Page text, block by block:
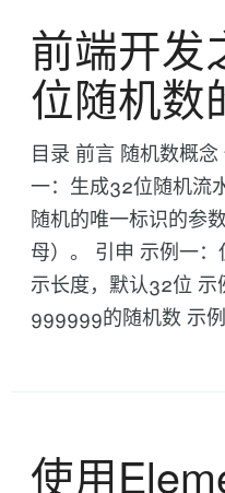
前端开发
位随机数
目录 前言 随机数概
一：生成32位随机流
随机的唯一标识的参
母）。 引申 示例一
示长度，默认32位
999999的随机数 示
使用